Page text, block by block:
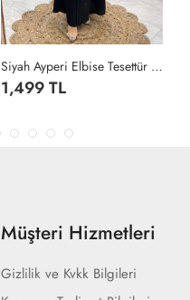
Siyah Ayperi Elbise Tesettür Giyim Siyah
1,499 TL
Müşteri Hizmetleri
Gizlilik ve Kvkk Bilgileri